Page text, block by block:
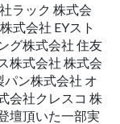
ラック 株式会
式会社 EYスト
グ株式会社 住友
株式会社 株式会
ン株式会社 オ
会社クレスコ 株
壇頂いた⼀部実